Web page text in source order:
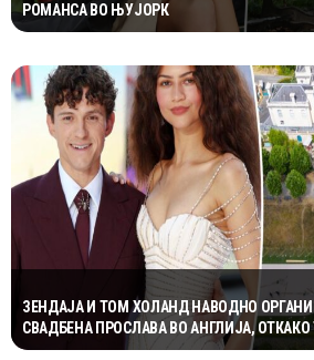
РОМАНСА ВО ЊУЈОРК
ЗЕНДАЈА И ТОМ ХОЛАНД НАВОДНО
СВАДБЕНА ПРОСЛАВА ВО АНГЛИЈА, ОТКАКО